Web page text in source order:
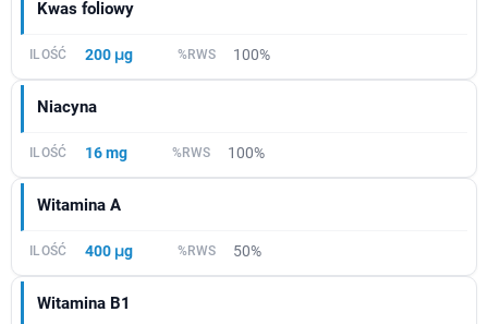
Kwas foliowy
200 μg 100%
Niacyna
16 mg 100%
Witamina A
400 μg 50%
Witamina B1